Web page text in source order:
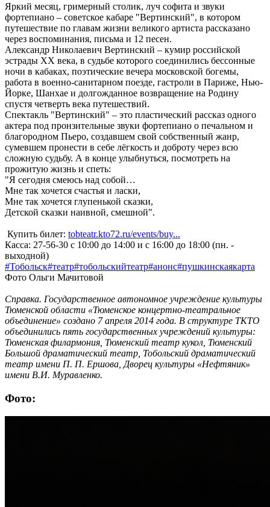
Яркий месяц, гримерный столик, луч софита и звуки
фортепиано – советское кабаре "Вертинский", в котором
путешествие по главам жизни великого артиста рассказано
через воспоминания, письма и 12 песен.
Александр Николаевич Вертинский – кумир российской
эстрады ХХ века, в судьбе которого соединились бессонные
ночи в кабаках, поэтические вечера московской богемы,
работа в военно-санитарном поезде, гастроли в Париже, Нью-
Йорке, Шанхае и долгожданное возвращение на Родину
спустя четверть века путешествий.
Спектакль "Вертинский" – это пластический рассказ одного
актера под пронзительные звуки фортепиано о печальном и
благородном Пьеро, создавшем свой собственный жанр,
сумевшем пронести в себе лёгкость и доброту через всю
сложную судьбу. А в конце улыбнуться, посмотреть на
прожитую жизнь и спеть:
"Я сегодня смеюсь над собой…
Мне так хочется счастья и ласки,
Мне так хочется глупенькой сказки,
Детской сказки наивной, смешной".
Купить билет: tobteatr.kto72.ru/events/buy...
Касса: 27-56-30 с 10:00 до 14:00 и с 16:00 до 18:00 (пн. -
выходной)
#Тобольск#театр#тобольскийтеатр#анонс#пушкинскаякарта
Фото Ольги Мачитовой
Справка. Государственное автономное учреждение культуры
Тюменской области «Тюменское концертно-театральное
объединение» создано 7 апреля 2014 года. В структуре ТКТО
объединились пять государственных учреждений культуры:
Тюменская филармония, Тюменский театр кукол, Тюменский
Большой драматический театр, Тобольский драматический
театр имени П. П. Ершова, Дворец культуры «Нефтяник»
имени В.И. Муравленко.
Фото: